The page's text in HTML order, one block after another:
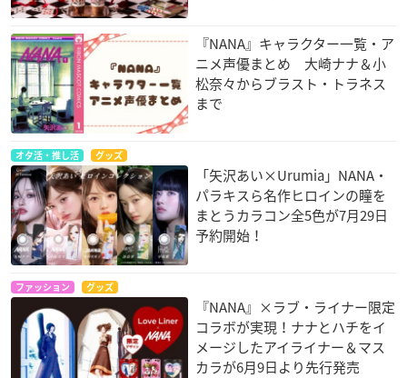
『NANA』キャラクター一覧・ア
ニメ声優まとめ 大崎ナナ＆小
松奈々からブラスト・トラネス
まで
オタ活・推し活 グッズ
「矢沢あい×Urumia」NANA・
パラキスら名作ヒロインの瞳を
まとうカラコン全5色が7月29日
予約開始！
ファッション グッズ
『NANA』×ラブ・ライナー限定
コラボが実現！ナナとハチをイ
メージしたアイライナー＆マス
カラが6月9日より先行発売